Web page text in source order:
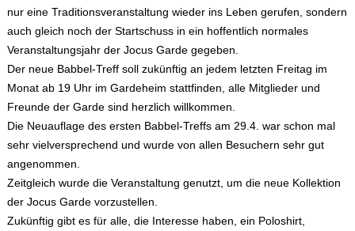
nur eine Traditionsveranstaltung wieder ins Leben gerufen, sondern
auch gleich noch der Startschuss in ein hoffentlich normales
Veranstaltungsjahr der Jocus Garde gegeben.
Der neue Babbel-Treff soll zukünftig an jedem letzten Freitag im
Monat ab 19 Uhr im Gardeheim stattfinden, alle Mitglieder und
Freunde der Garde sind herzlich willkommen.
Die Neuauflage des ersten Babbel-Treffs am 29.4. war schon mal
sehr vielversprechend und wurde von allen Besuchern sehr gut
angenommen.
Zeitgleich wurde die Veranstaltung genutzt, um die neue Kollektion
der Jocus Garde vorzustellen.
Zukünftig gibt es für alle, die Interesse haben, ein Poloshirt,